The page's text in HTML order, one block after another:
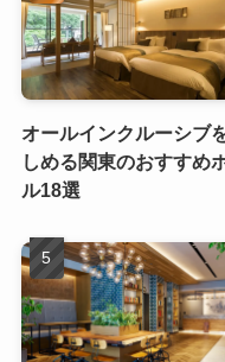
オールインクルーシブ
しめる関東のおすすめ
ル18選